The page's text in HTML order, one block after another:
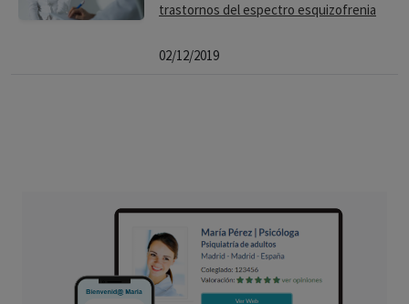
trastornos del espectro esquizofrenia
02/12/2019